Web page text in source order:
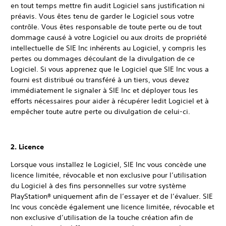
en tout temps mettre fin audit Logiciel sans justification ni
préavis. Vous êtes tenu de garder le Logiciel sous votre
contrôle. Vous êtes responsable de toute perte ou de tout
dommage causé à votre Logiciel ou aux droits de propriété
intellectuelle de SIE Inc inhérents au Logiciel, y compris les
pertes ou dommages découlant de la divulgation de ce
Logiciel. Si vous apprenez que le Logiciel que SIE Inc vous a
fourni est distribué ou transféré à un tiers, vous devez
immédiatement le signaler à SIE Inc et déployer tous les
efforts nécessaires pour aider à récupérer ledit Logiciel et à
empêcher toute autre perte ou divulgation de celui-ci.
2. Licence
Lorsque vous installez le Logiciel, SIE Inc vous concède une
licence limitée, révocable et non exclusive pour l’utilisation
du Logiciel à des fins personnelles sur votre système
PlayStation® uniquement afin de l’essayer et de l’évaluer. SIE
Inc vous concède également une licence limitée, révocable et
non exclusive d’utilisation de la touche création afin de